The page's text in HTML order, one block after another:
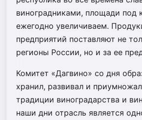
виноградниками, площади
ежегодно увеличиваем.
предприятий поставляют не
регионы России, но и за ее
Комитет «Дагвино» со дня
хранил, развивал и
традиции виноградарства и
наши дни отрасль является